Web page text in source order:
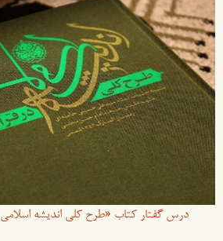
درس گفتار کتاب «طرح کلی اندیشه